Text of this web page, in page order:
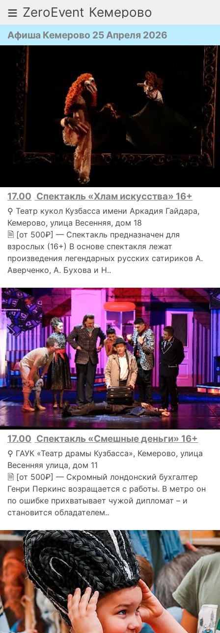
≡ ZeroEvent Кемерово
Афиша Кемерово 25 Апреля 2026
17.00 Спектакль «Хлам искусства» 16+
⚲ Театр кукол Кузбасса имени Аркадия Гайдара,
Кемерово, улица Весенняя, дом 18
🗎 [от 500₽] — Спектакль предназначен для
взрослых (16+) В основе спектакля лежат
произведения легендарных русских сатириков А.
Аверченко, А. Бухова и Н..
17.00 Спектакль «Смешные деньги» 16+
⚲ ГАУК «Театр драмы Кузбасса», Кемерово, улица
Весенняя улица, дом 11
🗎 [от 500₽] — Скромный лондонский бухгалтер
Генри Перкинс возращается с работы. В метро он
по ошибке прихватывает чужой дипломат – и
становится обладателем..